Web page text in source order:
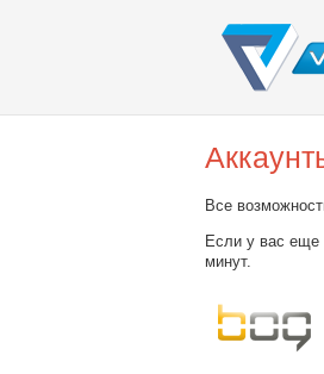
Все
Если у вас еще
минут.